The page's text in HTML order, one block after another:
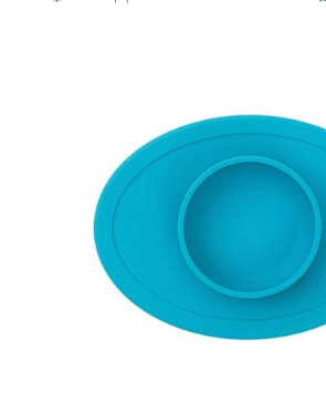
παραλλαγές.
Οι
επιλογές
μπορούν
επιλεγούν
στη
σελίδα